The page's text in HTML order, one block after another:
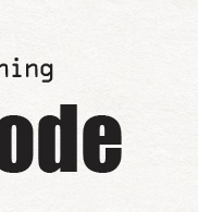
ング「カ
～」か